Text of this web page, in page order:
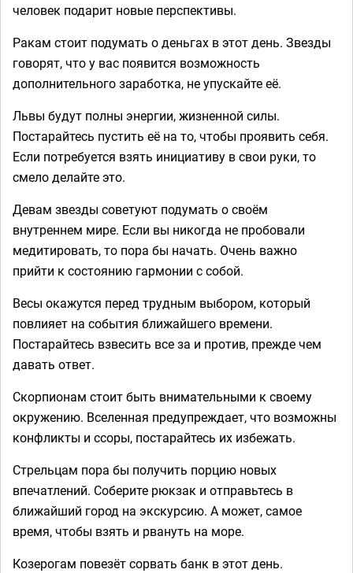
человек подарит новые перспективы.
Ракам стоит подумать о деньгах в этот день. Звезды
говорят, что у вас появится возможность
дополнительного заработка, не упускайте её.
Львы будут полны энергии, жизненной силы.
Постарайтесь пустить её на то, чтобы проявить себя.
Если потребуется взять инициативу в свои руки, то
смело делайте это.
Девам звезды советуют подумать о своём
внутреннем мире. Если вы никогда не пробовали
медитировать, то пора бы начать. Очень важно
прийти к состоянию гармонии с собой.
Весы окажутся перед трудным выбором, который
повлияет на события ближайшего времени.
Постарайтесь взвесить все за и против, прежде чем
давать ответ.
Скорпионам стоит быть внимательными к своему
окружению. Вселенная предупреждает, что возможны
конфликты и ссоры, постарайтесь их избежать.
Стрельцам пора бы получить порцию новых
впечатлений. Соберите рюкзак и отправьтесь в
ближайший город на экскурсию. А может, самое
время, чтобы взять и рвануть на море.
Козерогам повезёт сорвать банк в этот день.